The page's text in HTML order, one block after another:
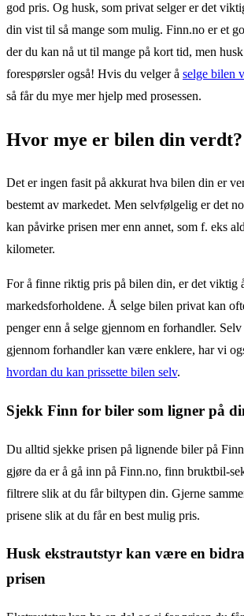
god pris. Og husk, som privat selger er det
din vist til så mange som mulig. Finn.no er et
der du kan nå ut til mange på kort tid, men
forespørsler også! Hvis du velger å selge bilen
så får du mye mer hjelp med prosessen.
Hvor mye er bilen din verdt?
Det er ingen fasit på akkurat hva bilen din er
bestemt av markedet. Men selvfølgelig er det
kan påvirke prisen mer enn annet, som f. eks
kilometer.
For å finne riktig pris på bilen din, er det viktig
markedsforholdene. Å selge bilen privat kan
penger enn å selge gjennom en forhandler.
gjennom forhandler kan være enklere, har vi
hvordan du kan prissette bilen selv.
Sjekk Finn for biler som ligner på
Du alltid sjekke prisen på lignende biler på
gjøre da er å gå inn på Finn.no, finn bruktbil-
filtrere slik at du får biltypen din. Gjerne
prisene slik at du får en best mulig pris.
Husk ekstrautstyr kan være en
prisen